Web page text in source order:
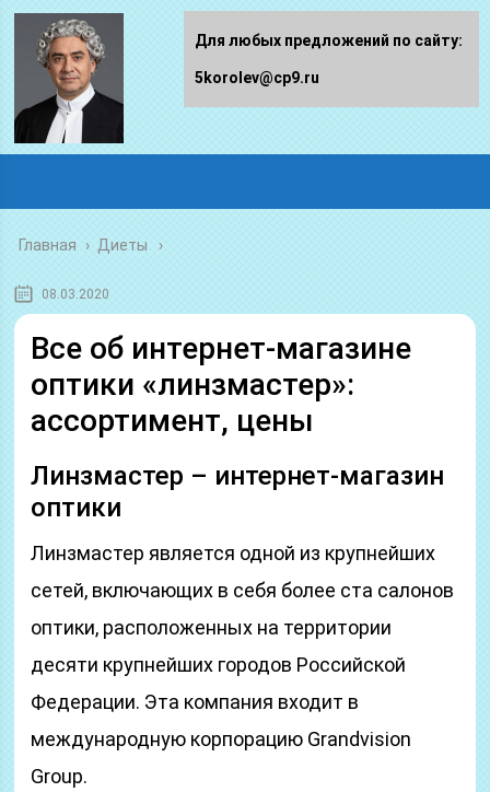
Главная › Диеты
08.03.2020
Все об интернет-магазине
оптики «линзмастер»:
ассортимент, цены
Линзмастер – интернет-магазин
оптики
Линзмастер является одной из крупнейших
сетей, включающих в себя более ста салонов
оптики, расположенных на территории
десяти крупнейших городов Российской
Федерации. Эта компания входит в
международную корпорацию Grandvision
Group.
Для любых предложений по сайту:
5korolev@cp9.ru